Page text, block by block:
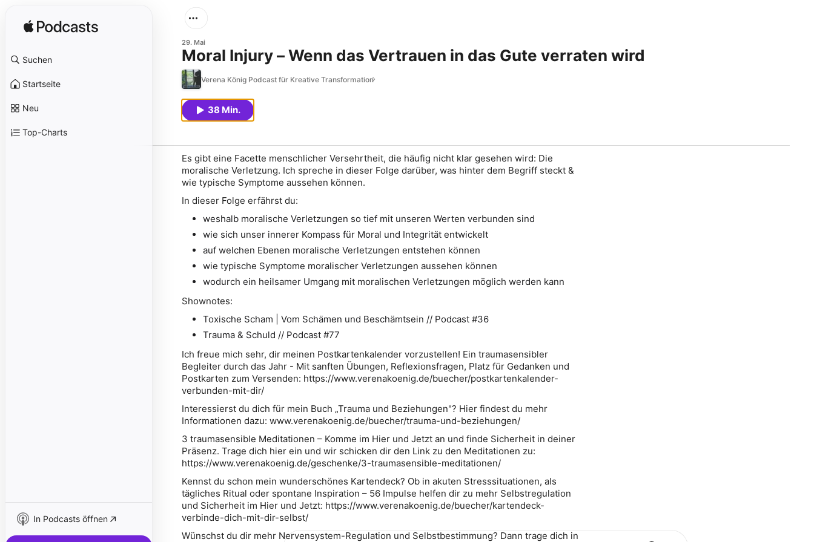
Suchen
Startseite
Neu
Top-Charts
In Podcasts öffnen
29. Mai
Moral Injury – Wenn das Vertrauen in das Gute verraten wird
Verena König Podcast für Kreative Transformation
38 Min.
Es gibt eine Facette menschlicher Versehrtheit, die häufig nicht klar gesehen wird: Die
moralische Verletzung. Ich spreche in dieser Folge darüber, was hinter dem Begriff steckt &
wie typische Symptome aussehen können.
In dieser Folge erfährst du:
weshalb moralische Verletzungen so tief mit unseren Werten verbunden sind
wie sich unser innerer Kompass für Moral und Integrität entwickelt
auf welchen Ebenen moralische Verletzungen entstehen können
wie typische Symptome moralischer Verletzungen aussehen können
wodurch ein heilsamer Umgang mit moralischen Verletzungen möglich werden kann
Shownotes:
Toxische Scham | Vom Schämen und Beschämtsein // Podcast #36
Trauma & Schuld // Podcast #77
Ich freue mich sehr, dir meinen Postkartenkalender vorzustellen! Ein traumasensibler
Begleiter durch das Jahr - Mit sanften Übungen, Reflexionsfragen, Platz für Gedanken und
Postkarten zum Versenden: https://www.verenakoenig.de/buecher/postkartenkalender-
verbunden-mit-dir/
Interessierst du dich für mein Buch „Trauma und Beziehungen"? Hier findest du mehr
Informationen dazu: www.verenakoenig.de/buecher/trauma-und-beziehungen/
3 traumasensible Meditationen – Komme im Hier und Jetzt an und finde Sicherheit in deiner
Präsenz. Trage dich hier ein und wir schicken dir den Link zu den Meditationen zu:
https://www.verenakoenig.de/geschenke/3-traumasensible-meditationen/
Kennst du schon mein wunderschönes Kartendeck? Ob in akuten Stresssituationen, als
tägliches Ritual oder spontane Inspiration – 56 Impulse helfen dir zu mehr Selbstregulation
und Sicherheit im Hier und Jetzt: https://www.verenakoenig.de/buecher/kartendeck-
verbinde-dich-mit-dir-selbst/
Wünschst du dir mehr Nervensystem-Regulation und Selbstbestimmung? Dann trage dich in